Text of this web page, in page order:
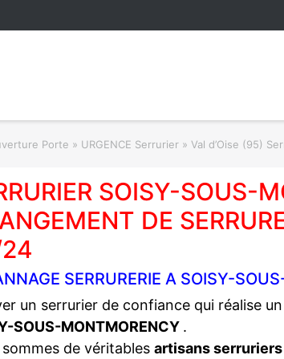
Porte » URGENCE Serrurier » Val d’Oise (95)
SOISY-SOUS-
DE
SERRURERIE A SOISY-
un serrurier de confiance qui réalise un
SOUS-MONTMORENCY .
de véritables artisans serruriers